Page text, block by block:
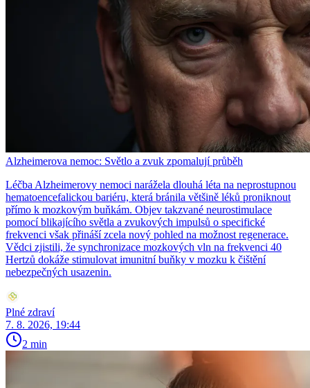
Alzheimerova nemoc: Světlo a zvuk zpomalují průběh
Léčba Alzheimerovy nemoci narážela dlouhá léta na neprostupnou
hematoencefalickou bariéru, která bránila většině léků proniknout
přímo k mozkovým buňkám. Objev takzvané neurostimulace
pomocí blikajícího světla a zvukových impulsů o specifické
frekvenci však přináší zcela nový pohled na možnost regenerace.
Vědci zjistili, že synchronizace mozkových vln na frekvenci 40
Hertzů dokáže stimulovat imunitní buňky v mozku k čištění
nebezpečných usazenin.
Plné zdraví
7. 8. 2026, 19:44
2 min